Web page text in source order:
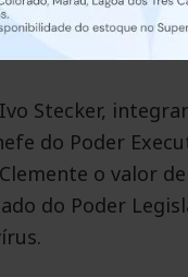
Stecker,
do Poder
o valor de
do Poder